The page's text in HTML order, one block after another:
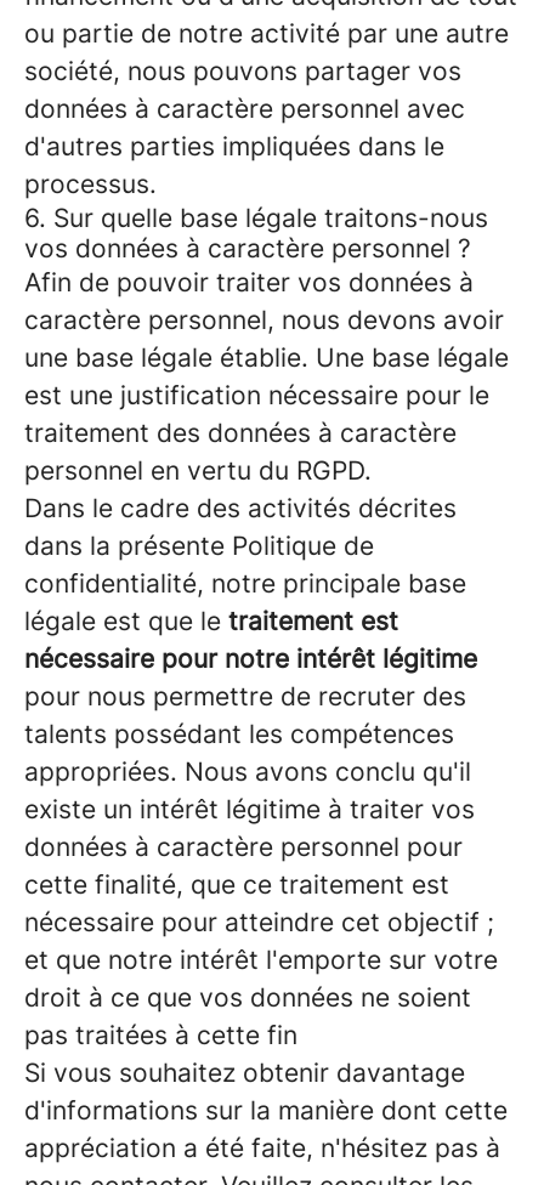
ou partie de notre activité par une autre
société, nous pouvons partager vos
données à caractère personnel avec
d'autres parties impliquées dans le
processus.
6. Sur quelle base légale traitons-nous
vos données à caractère personnel ?
Afin de pouvoir traiter vos données à
caractère personnel, nous devons avoir
une base légale établie. Une base légale
est une justification nécessaire pour le
traitement des données à caractère
personnel en vertu du RGPD.
Dans le cadre des activités décrites
dans la présente Politique de
confidentialité, notre principale base
légale est que le traitement est
nécessaire pour notre intérêt légitime
pour nous permettre de recruter des
talents possédant les compétences
appropriées. Nous avons conclu qu'il
existe un intérêt légitime à traiter vos
données à caractère personnel pour
cette finalité, que ce traitement est
nécessaire pour atteindre cet objectif ;
et que notre intérêt l'emporte sur votre
droit à ce que vos données ne soient
pas traitées à cette fin
Si vous souhaitez obtenir davantage
d'informations sur la manière dont cette
appréciation a été faite, n'hésitez pas à